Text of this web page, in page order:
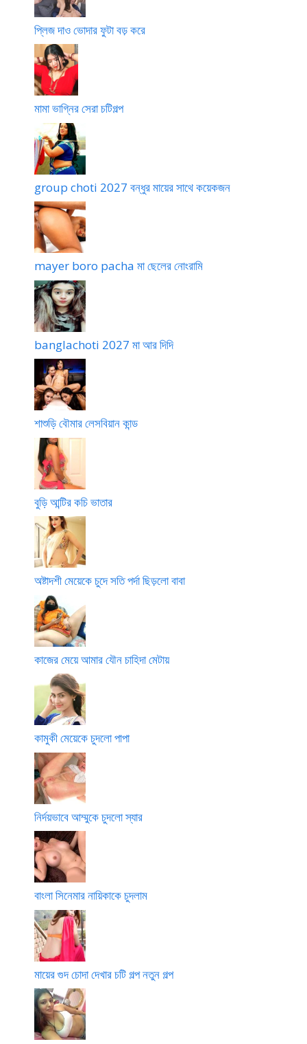
প্লিজ দাও ভোদার ফুটা বড় করে
মামা ভাগ্নির সেরা চটিগল্প
group choti 2027 বন্ধুর মায়ের সাথে কয়েকজন
mayer boro pacha মা ছেলের নোংরামি
banglachoti 2027 মা আর দিদি
শাশুড়ি বৌমার লেসবিয়ান কান্ড
বুড়ি আন্টির কচি ভাতার
অষ্টাদশী মেয়েকে চুদে সতি পর্দা ছিড়লো বাবা
কাজের মেয়ে আমার যৌন চাহিদা মেটায়
কামুকী মেয়েকে চুদলো পাপা
নির্দয়ভাবে আম্মুকে চুদলো স্যার
বাংলা সিনেমার নায়িকাকে চুদলাম
মায়ের গুদ চোদা দেখার চটি গল্প নতুন গল্প